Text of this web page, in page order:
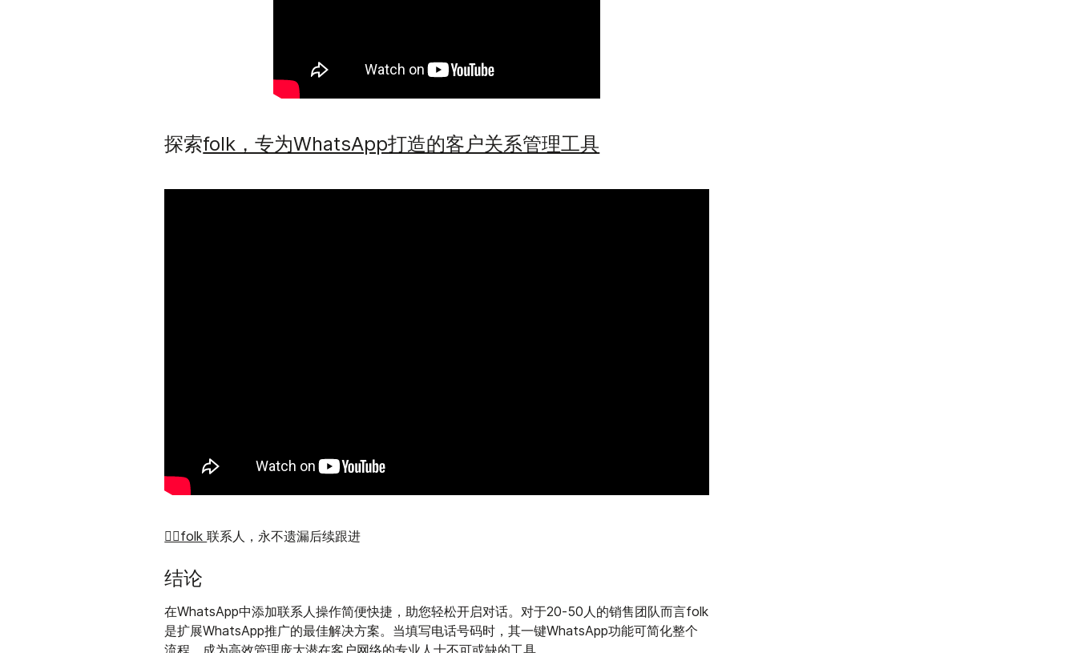
探索folk，专为WhatsApp打造的客户关系管理工具
👉🏼folk联系人，永不遗漏后续跟进
结论
在WhatsApp中添加联系人操作简便快捷，助您轻松开启对话。对于20-50人的销售团队而言folk
是扩展WhatsApp推广的最佳解决方案。当填写电话号码时，其一键WhatsApp功能可简化整个